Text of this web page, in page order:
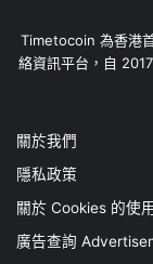
Timetocoin 為香港
絡資訊平台，自
關於我們
隱私政策
關於 Cookies 的使用
廣告查詢